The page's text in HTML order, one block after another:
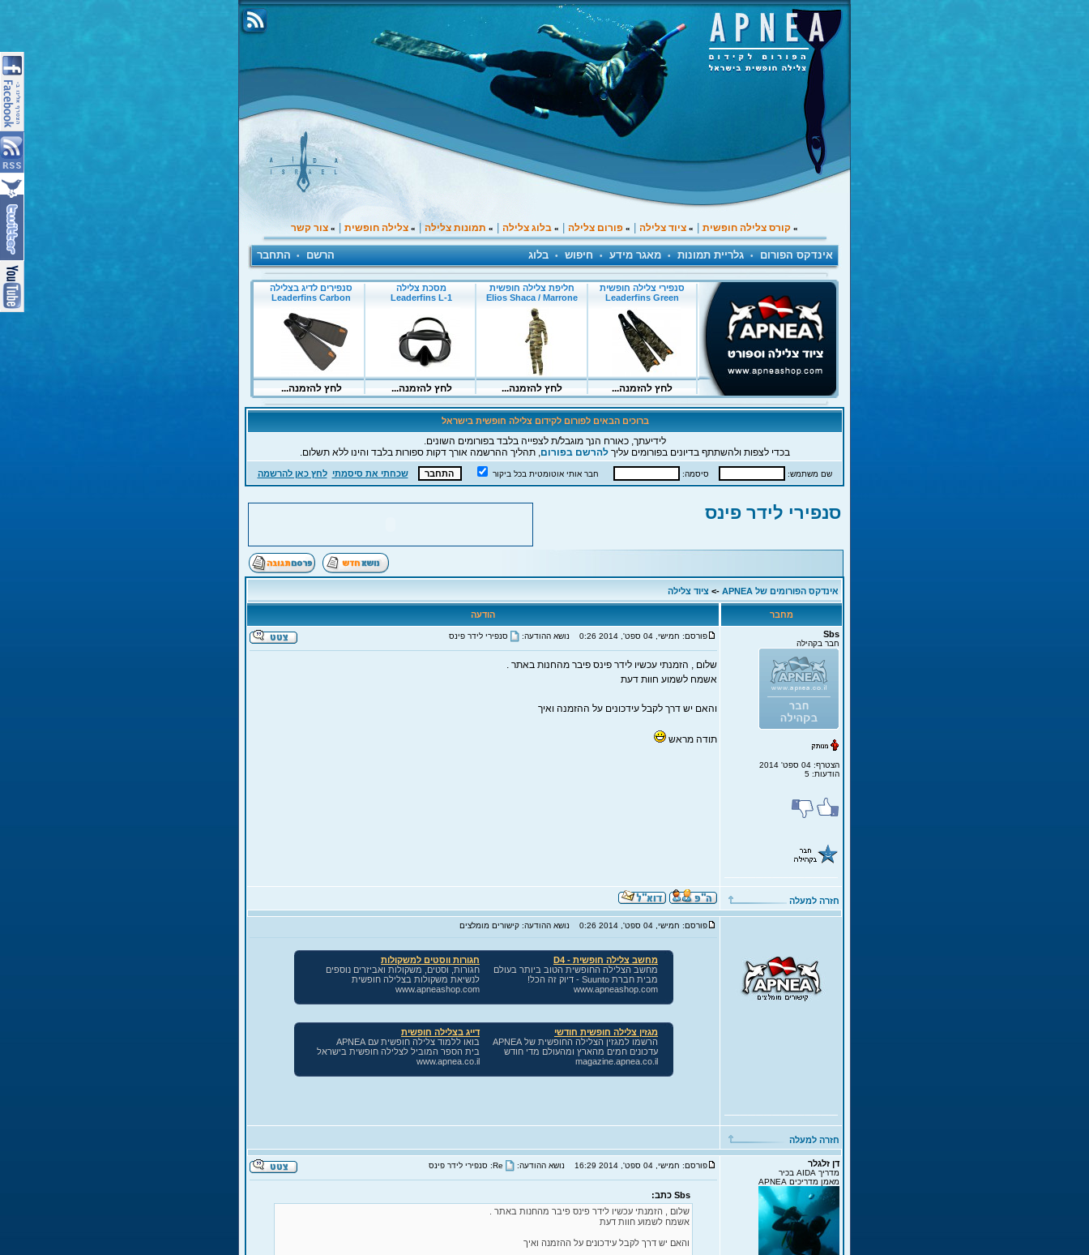
» קורס צלילה חופשית » ציוד צלילה » פורום צלילה » בלוג צלילה » תמונות צלילה » צלילה חופשית » צור קשר
אינדקס הפורום • גלריית תמונות • מאגר מידע • חיפוש • בלוג הרשם • התחבר
ברוכים הבאים לפורום לקידום צלילה חופשית בישראל
לידיעתך, כאורח הנך מוגבל/ת לצפייה בלבד בפורומים השונים.
בכדי לצפות ולהשתתף בדיונים בפורומים עליךלהרשם בפורום, תהליך ההרשמה אורך דקות ספורות בלבד והינו ללא תשלום.
שם משתמש: סיסמה: חבר אותי אוטומטית בכל ביקור שכחתי את סיסמתי לחץ כאן להרשמה
סנפירי לידר פינס
אינדקס הפורומים של APNEA -> ציוד צלילה
מחבר
הודעה
Sbs
חבר בקהילה
הצטרף: 04 ספט' 2014
הודעות: 5
פורסם: חמישי, 04 ספט', 2014 0:26 נושא ההודעה: סנפירי לידר פינס
שלום , הזמנתי עכשיו לידר פינס פיבר מהחנות באתר .
אשמח לשמוע חוות דעת
והאם יש דרך לקבל עידכונים על ההזמנה ואיך
תודה מראש
חזרה למעלה
פורסם: חמישי, 04 ספט', 2014 0:26 נושא ההודעה: קישורים מומלצים
חזרה למעלה
דן זלגלר
מדריך AIDA בכיר
מאמן מדריכים APNEA
פורסם: חמישי, 04 ספט', 2014 16:29 נושא ההודעה:
Sbs כתב:
שלום , הזמנתי עכשיו לידר פינס פיבר מהחנות באתר .
אשמח לשמוע חוות דעת
והאם יש דרך לקבל עידכונים על ההזמנה ואיך